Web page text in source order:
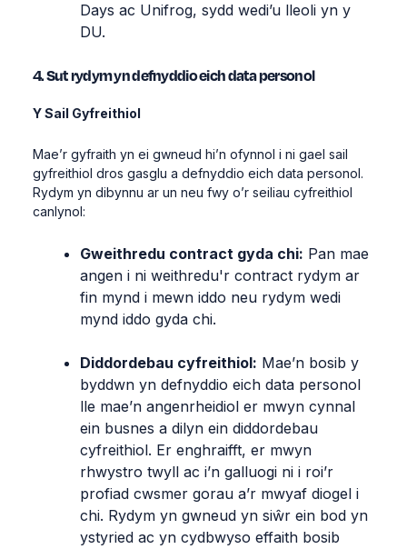
Days ac Unifrog, sydd wedi’u lleoli yn y
DU.
4. Sut rydym yn defnyddio eich data personol
Y Sail Gyfreithiol
Mae’r gyfraith yn ei gwneud hi’n ofynnol i ni gael sail
gyfreithiol dros gasglu a defnyddio eich data personol.
Rydym yn dibynnu ar un neu fwy o’r seiliau cyfreithiol
canlynol:
Gweithredu contract gyda chi: Pan mae
angen i ni weithredu'r contract rydym ar
fin mynd i mewn iddo neu rydym wedi
mynd iddo gyda chi.
Diddordebau cyfreithiol: Mae’n bosib y
byddwn yn defnyddio eich data personol
lle mae’n angenrheidiol er mwyn cynnal
ein busnes a dilyn ein diddordebau
cyfreithiol. Er enghraifft, er mwyn
rhwystro twyll ac i’n galluogi ni i roi’r
profiad cwsmer gorau a’r mwyaf diogel i
chi. Rydym yn gwneud yn siŵr ein bod yn
ystyried ac yn cydbwyso effaith bosib